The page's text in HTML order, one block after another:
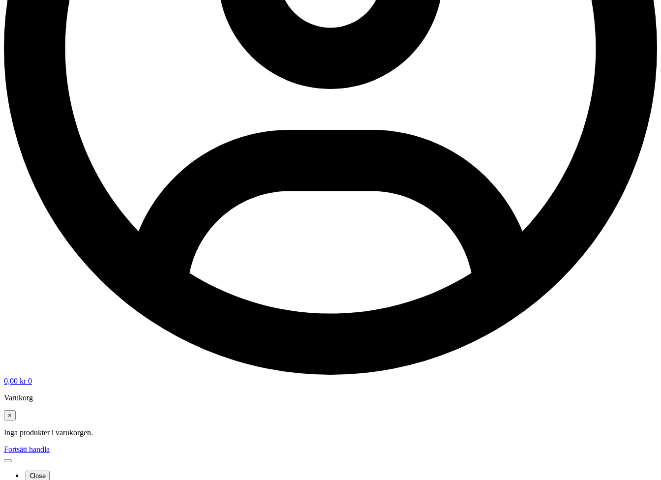
0,00 kr 0
Varukorg
×
Inga produkter i varukorgen.
Fortsätt handla
Close